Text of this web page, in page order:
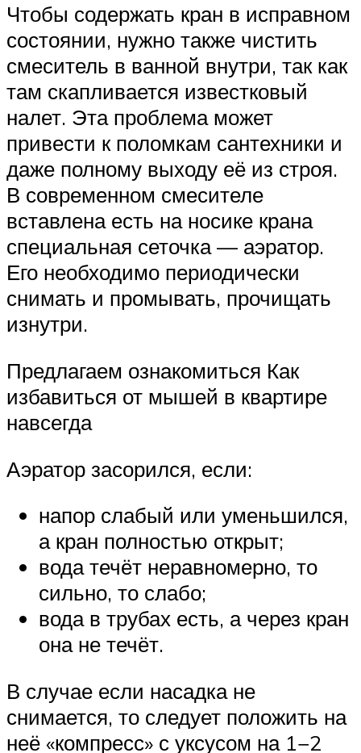
Чтобы содержать кран в исправном
состоянии, нужно также чистить
смеситель в ванной внутри, так как
там скапливается известковый
налет. Эта проблема может
привести к поломкам сантехники и
даже полному выходу её из строя.
В современном смесителе
вставлена есть на носике крана
специальная сеточка — аэратор.
Его необходимо периодически
снимать и промывать, прочищать
изнутри.
Предлагаем ознакомиться Как
избавиться от мышей в квартире
навсегда
Аэратор засорился, если:
напор слабый или уменьшился,
а кран полностью открыт;
вода течёт неравномерно, то
сильно, то слабо;
вода в трубах есть, а через кран
она не течёт.
В случае если насадка не
снимается, то следует положить на
неё «компресс» с уксусом на 1−2